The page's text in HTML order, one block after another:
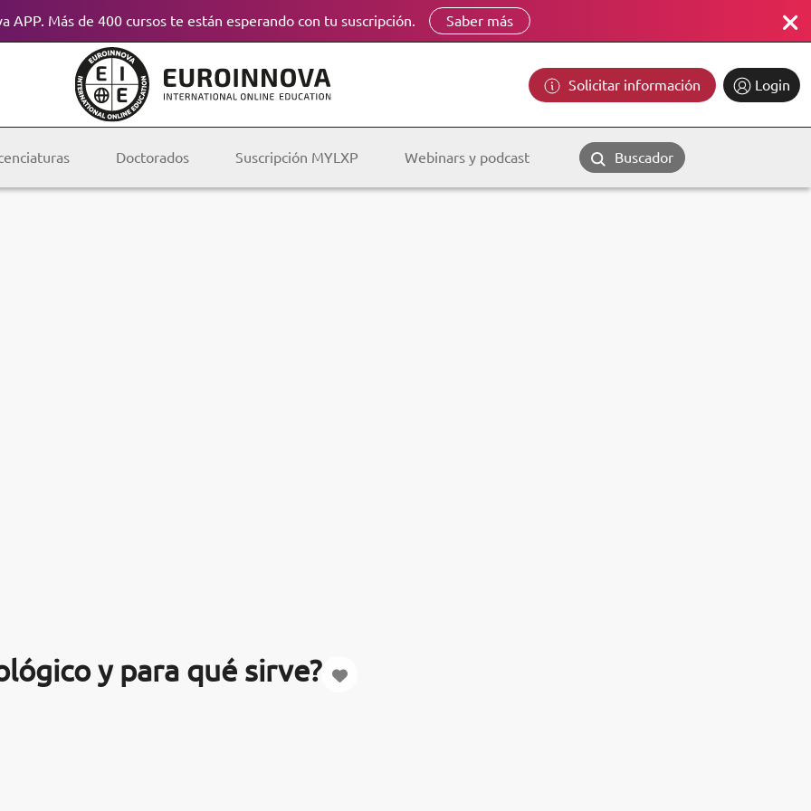
APP. Más de 400 cursos te están esperando con tu suscripción. Saber más
Solicitar información Login
Doctorados Suscripción MYLXP Webinars y podcast Buscador
y para qué sirve?